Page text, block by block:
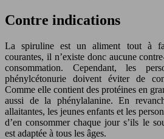
Contre indications
La spiruline est un aliment tout à
courantes, il n’existe donc aucune
consommation. Cependant, les
phénylcétonurie doivent éviter de
Comme elle contient des protéines en
aussi de la phénylalanine. En
allaitantes, les jeunes enfants et les
d’en consommer chaque jour s’ils le
est adaptée à tous les âges.